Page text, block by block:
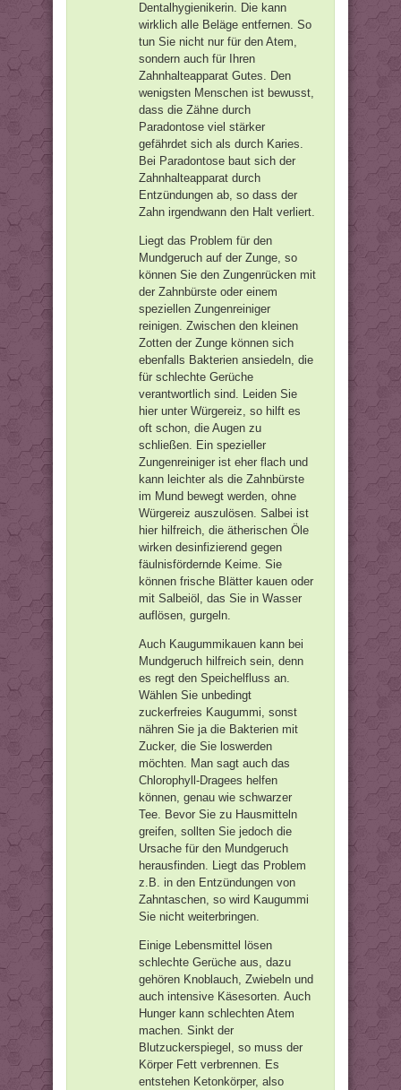
Dentalhygienikerin. Die kann
wirklich alle Beläge entfernen. So
tun Sie nicht nur für den Atem,
sondern auch für Ihren
Zahnhalteapparat Gutes. Den
wenigsten Menschen ist bewusst,
dass die Zähne durch
Paradontose viel stärker
gefährdet sich als durch Karies.
Bei Paradontose baut sich der
Zahnhalteapparat durch
Entzündungen ab, so dass der
Zahn irgendwann den Halt verliert.
Liegt das Problem für den
Mundgeruch auf der Zunge, so
können Sie den Zungenrücken mit
der Zahnbürste oder einem
speziellen Zungenreiniger
reinigen. Zwischen den kleinen
Zotten der Zunge können sich
ebenfalls Bakterien ansiedeln, die
für schlechte Gerüche
verantwortlich sind. Leiden Sie
hier unter Würgereiz, so hilft es
oft schon, die Augen zu
schließen. Ein spezieller
Zungenreiniger ist eher flach und
kann leichter als die Zahnbürste
im Mund bewegt werden, ohne
Würgereiz auszulösen. Salbei ist
hier hilfreich, die ätherischen Öle
wirken desinfizierend gegen
fäulnisfördernde Keime. Sie
können frische Blätter kauen oder
mit Salbeiöl, das Sie in Wasser
auflösen, gurgeln.
Auch Kaugummikauen kann bei
Mundgeruch hilfreich sein, denn
es regt den Speichelfluss an.
Wählen Sie unbedingt
zuckerfreies Kaugummi, sonst
nähren Sie ja die Bakterien mit
Zucker, die Sie loswerden
möchten. Man sagt auch das
Chlorophyll-Dragees helfen
können, genau wie schwarzer
Tee. Bevor Sie zu Hausmitteln
greifen, sollten Sie jedoch die
Ursache für den Mundgeruch
herausfinden. Liegt das Problem
z.B. in den Entzündungen von
Zahntaschen, so wird Kaugummi
Sie nicht weiterbringen.
Einige Lebensmittel lösen
schlechte Gerüche aus, dazu
gehören Knoblauch, Zwiebeln und
auch intensive Käsesorten. Auch
Hunger kann schlechten Atem
machen. Sinkt der
Blutzuckerspiegel, so muss der
Körper Fett verbrennen. Es
entstehen Ketonkörper, also